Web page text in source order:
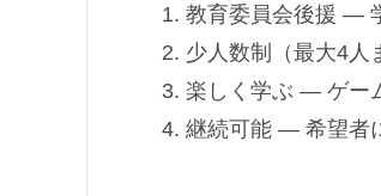
教育委員会後援 ―
少人数制（最大4人
楽しく学ぶ ― ゲー
継続可能 ― 希望者